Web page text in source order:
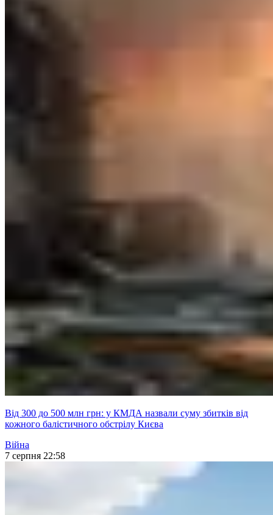
Від 300 до 500 млн грн: у КМДА назвали суму збитків від
кожного балістичного обстрілу Києва
Війна
7 серпня 22:58